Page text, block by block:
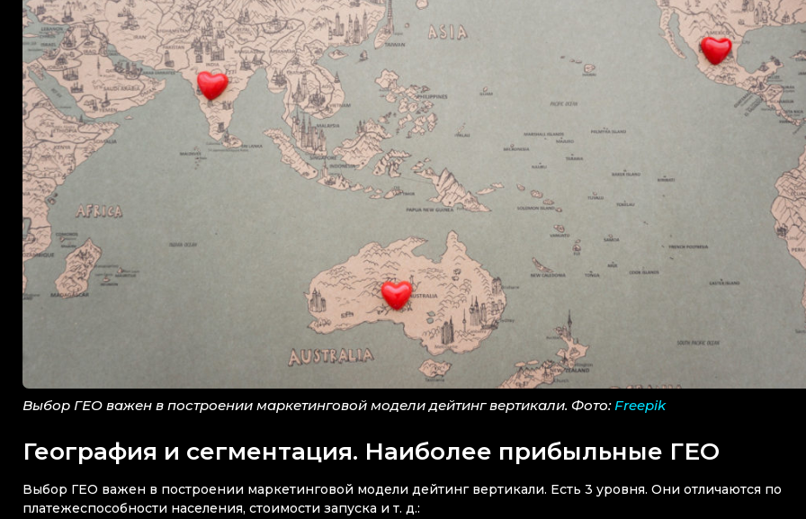
Выбор ГЕО важен в построении маркетинговой модели дейтинг вертикали. Фото: Freepik
География и сегментация. Наиболее прибыльные ГЕО
Выбор ГЕО важен в построении маркетинговой модели дейтинг вертикали. Есть 3 уровня. Они отличаются по
платежеспособности населения, стоимости запуска и т. д.: